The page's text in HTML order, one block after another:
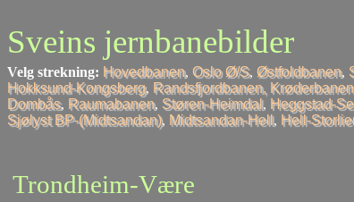
Sveins jernbanebilder
Velg strekning: Hovedbanen, Oslo Ø/S, Østfoldbanen,
Hokksund-Kongsberg, Randsfjordbanen,
Dombås, Raumabanen, Støren-Heimdal, Heggstad-
Sjølyst BP-(Midtsandan), Midtsandan-Hell, Hell-
Trondheim-Være